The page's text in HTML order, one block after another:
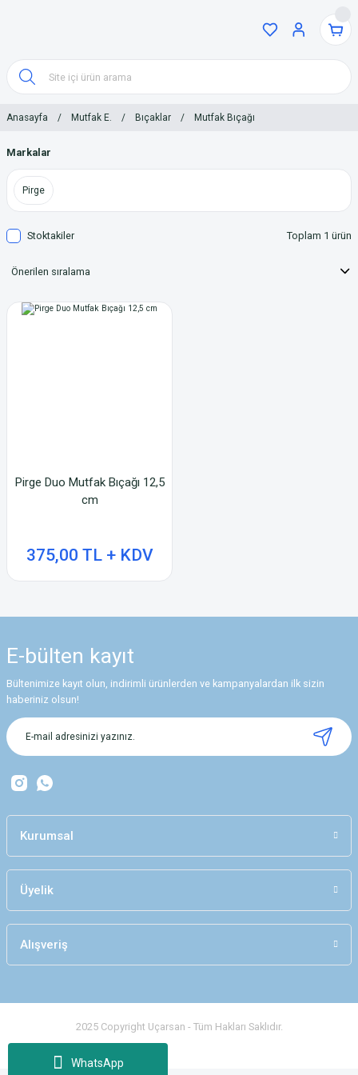
WhatsApp
Anasayfa Mutfak E. Bıçaklar Mutfak Bıçağı
Markalar
Pirge
Stoktakiler Toplam 1 ürün
Pirge Duo Mutfak Bıçağı 12,5
cm
375,00 TL + KDV
E-bülten kayıt
Bültenimize kayıt olun, indirimli ürünlerden ve kampanyalardan ilk sizin
haberiniz olsun!
Kurumsal
Üyelik
Alışveriş
2025 Copyright Uçarsan - Tüm Hakları Saklıdır.